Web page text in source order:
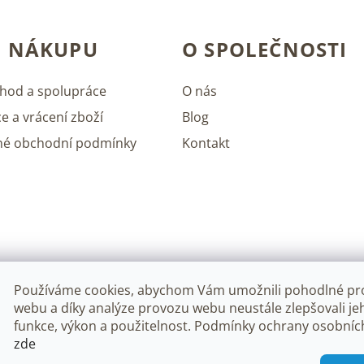
Používáme cookies, abychom Vám umožnili pohodlné
webu a díky analýze provozu webu neustále zlepšovali
funkce, výkon a použitelnost. Podmínky ochrany
zde
NÁKUPU
a spolupráce
a vrácení zboží
obchodní podmínky
O SPOLEČNOSTI
O nás
Blog
Kontakt